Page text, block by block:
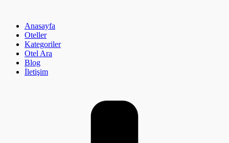
Anasayfa
Oteller
Kategoriler
Otel Ara
Blog
İletişim